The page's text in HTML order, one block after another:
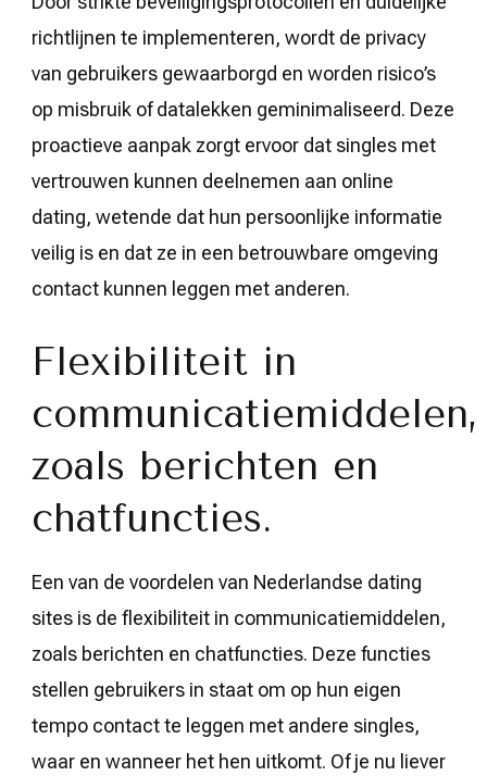
richtlijnen te implementeren, wordt de privacy
van gebruikers gewaarborgd en worden risico’s
op misbruik of datalekken geminimaliseerd. Deze
proactieve aanpak zorgt ervoor dat singles met
vertrouwen kunnen deelnemen aan online
dating, wetende dat hun persoonlijke informatie
veilig is en dat ze in een betrouwbare omgeving
contact kunnen leggen met anderen.
Flexibiliteit in
communicatiemiddelen,
zoals berichten en
chatfuncties.
Een van de voordelen van Nederlandse dating
sites is de flexibiliteit in communicatiemiddelen,
zoals berichten en chatfuncties. Deze functies
stellen gebruikers in staat om op hun eigen
tempo contact te leggen met andere singles,
waar en wanneer het hen uitkomt. Of je nu liever